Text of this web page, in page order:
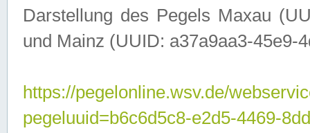
Darstellung des Pegels Maxau
und Mainz (UUID: a37a9aa3-45e9-
https://pegelonline.wsv.de/
pegeluuid=b6c6d5c8-e2d5-4469-